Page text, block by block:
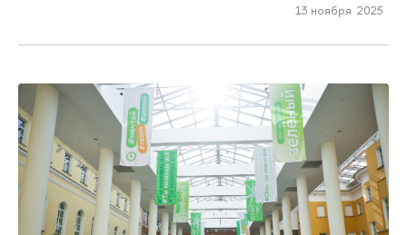
13 ноября 2025